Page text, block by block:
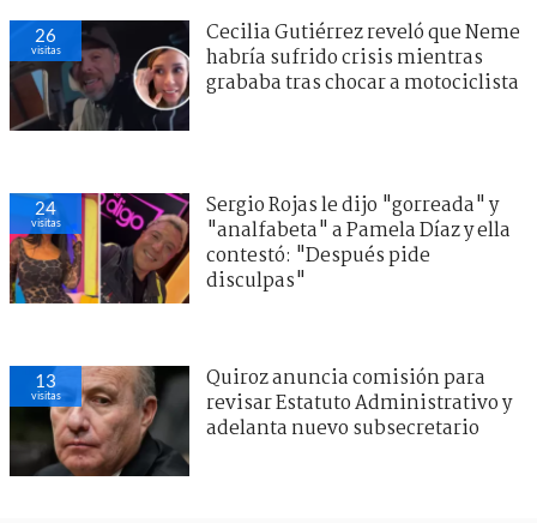
26
visitas
Cecilia Gutiérrez reveló que Neme
habría sufrido crisis mientras
grababa tras chocar a motociclista
24
visitas
Sergio Rojas le dijo "gorreada" y
"analfabeta" a Pamela Díaz y ella
contestó: "Después pide
disculpas"
13
visitas
Quiroz anuncia comisión para
revisar Estatuto Administrativo y
adelanta nuevo subsecretario